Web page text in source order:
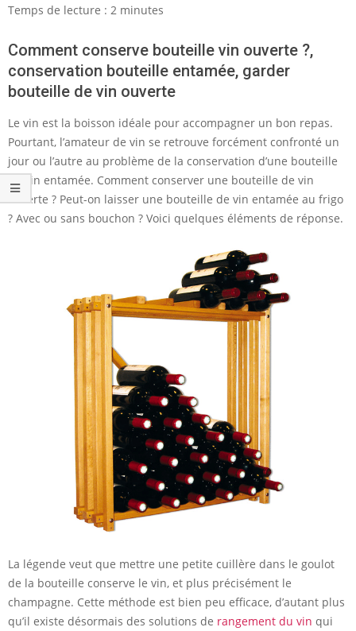
Temps de lecture : 2 minutes
Comment conserve bouteille vin ouverte ?,
conservation bouteille entamée, garder
bouteille de vin ouverte
Le vin est la boisson idéale pour accompagner un bon repas.
Pourtant, l’amateur de vin se retrouve forcément confronté un
jour ou l’autre au problème de la conservation d’une bouteille
de vin entamée. Comment conserver une bouteille de vin
ouverte ? Peut-on laisser une bouteille de vin entamée au frigo
? Avec ou sans bouchon ? Voici quelques éléments de réponse.
La légende veut que mettre une petite cuillère dans le goulot
de la bouteille conserve le vin, et plus précisément le
champagne. Cette méthode est bien peu efficace, d’autant plus
qu’il existe désormais des solutions de rangement du vin qui